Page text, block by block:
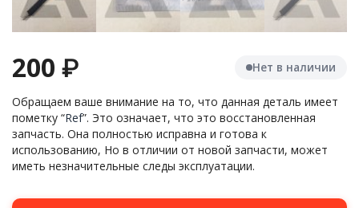
200 ₽
Обращаем ваше внимание на то, что данная деталь имеет
пометку “Ref”. Это означает, что это восстановленная
запчасть. Она полностью исправна и готова к
использованию, Но в отличии от новой запчасти, может
иметь незначительные следы эксплуатации.
Нет в наличии